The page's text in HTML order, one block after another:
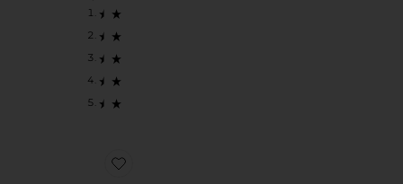
Favorite ПАРФЮМИРОВАННАЯ ВОДА НАБОР